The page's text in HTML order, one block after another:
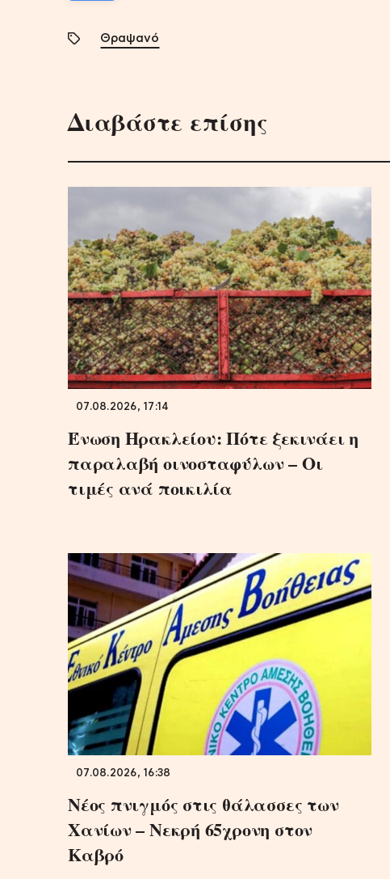
Θραψανό
Διαβάστε επίσης
07.08.2026, 17:14
Ένωση Ηρακλείου: Πότε ξεκινάει η
παραλαβή οινοσταφύλων – Οι
τιμές ανά ποικιλία
07.08.2026, 16:38
Νέος πνιγμός στις θάλασσες των
Χανίων – Νεκρή 65χρονη στον
Καβρό